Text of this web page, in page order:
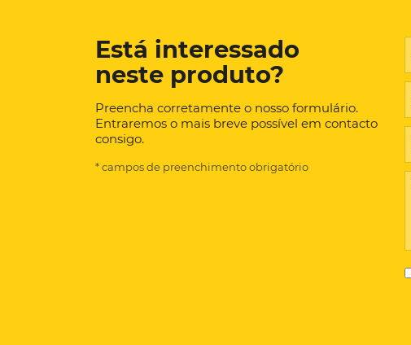
Está interessado
neste produto?
Preencha corretamente o nosso formulário.
Entraremos o mais breve possível em contacto
consigo.
* campos de preenchimento obrigatório